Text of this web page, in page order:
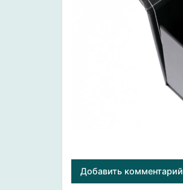
Добавить комментарий